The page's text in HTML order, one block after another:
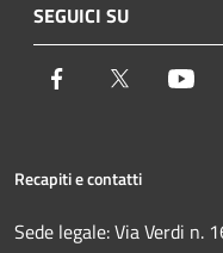
SEGUICI SU
Facebook Twitter
Recapiti e contatti
Sede legale: Via Verdi n.